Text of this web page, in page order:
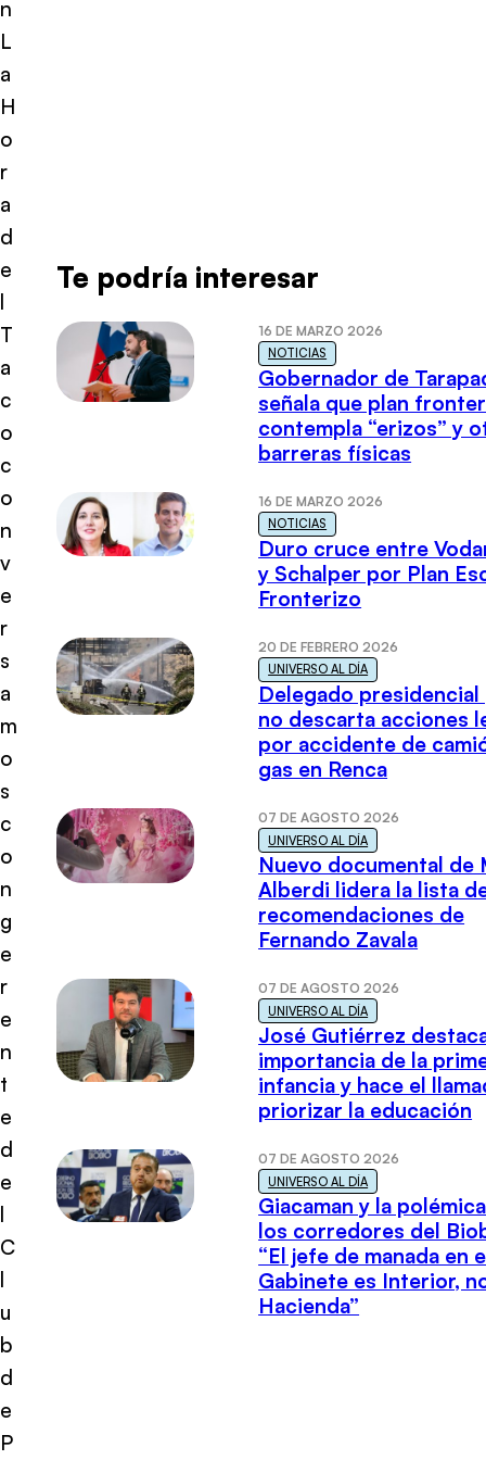
n
L
a
H
o
r
a
d
e
l
T
a
c
o
c
o
n
v
e
r
s
a
m
o
s
c
o
n
g
e
r
e
n
t
e
d
e
l
C
l
u
b
d
e
P
Te podría interesar
16 DE MARZO 2026
NOTICIAS
Gobernador de
señala que plan
contempla “erizos” y
barreras físicas
16 DE MARZO 2026
NOTICIAS
Duro cruce entre
y Schalper por Plan
Fronterizo
20 DE FEBRERO 2026
UNIVERSO AL DÍA
Delegado presidencial
no descarta acciones
por accidente de
gas en Renca
07 DE AGOSTO 2026
UNIVERSO AL DÍA
Nuevo documental de
Alberdi lidera la lista
recomendaciones de
Fernando Zavala
07 DE AGOSTO 2026
UNIVERSO AL DÍA
José Gutiérrez
importancia de la
infancia y hace el
priorizar la educación
07 DE AGOSTO 2026
UNIVERSO AL DÍA
Giacaman y la
los corredores del
“El jefe de manada en
Gabinete es Interior,
Hacienda”